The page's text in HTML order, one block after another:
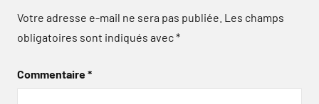
Votre adresse e-mail ne sera pas publiée. Les champs
obligatoires sont indiqués avec*
Commentaire*